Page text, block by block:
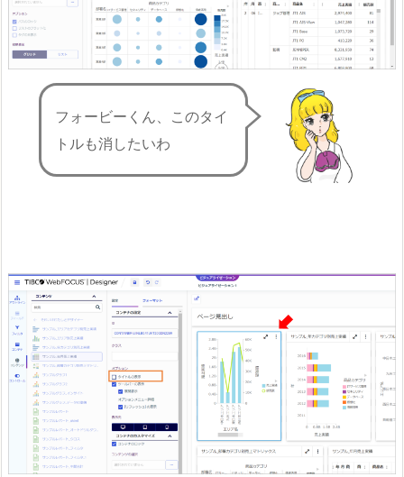
フォービーくん、このタイ
トルも消したいわ